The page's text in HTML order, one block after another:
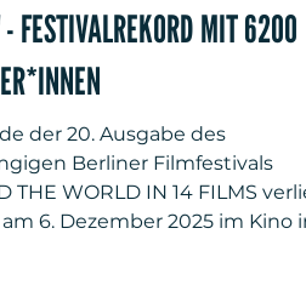
FESTIVALREKORD MIT 6200
der 20. Ausgabe des
Berliner Filmfestivals
THE WORLD IN 14 FILMS
6. Dezember 2025 im Kino